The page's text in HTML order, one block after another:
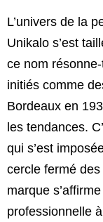
L’univers de la
Unikalo s’est
ce nom
initiés comme
Bordeaux en
les tendances.
qui s’est
cercle fermé
marque
professionnelle